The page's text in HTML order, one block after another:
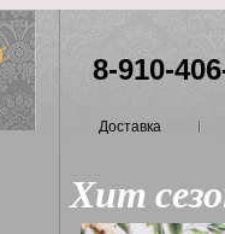
8-910-
Доставка
Хит